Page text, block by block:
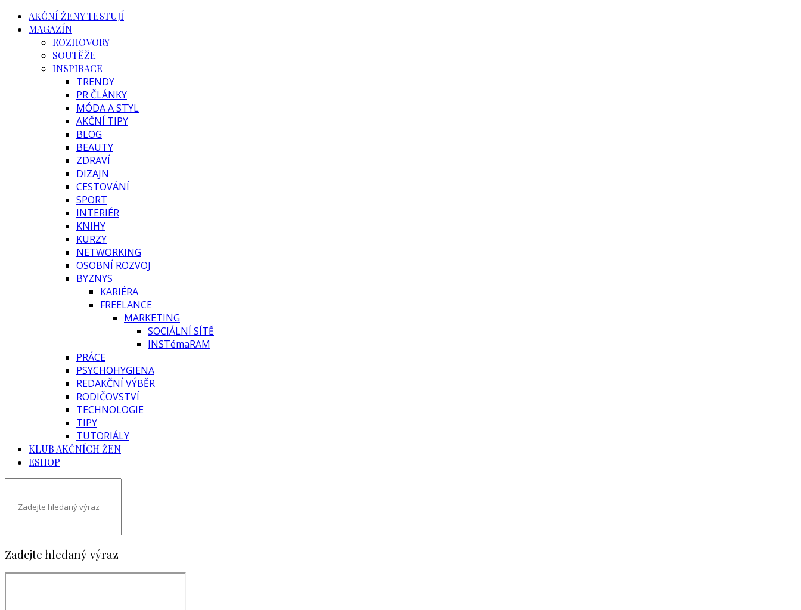
AKČNÍ ŽENY TESTUJÍ
MAGAZÍN
ROZHOVORY
SOUTĚŽE
INSPIRACE
TRENDY
PR ČLÁNKY
MÓDA A STYL
AKČNÍ TIPY
BLOG
BEAUTY
ZDRAVÍ
DIZAJN
CESTOVÁNÍ
SPORT
INTERIÉR
KNIHY
KURZY
NETWORKING
OSOBNÍ ROZVOJ
BYZNYS
KARIÉRA
FREELANCE
MARKETING
SOCIÁLNÍ SÍTĚ
INSTémaRAM
PRÁCE
PSYCHOHYGIENA
REDAKČNÍ VÝBĚR
RODIČOVSTVÍ
TECHNOLOGIE
TIPY
TUTORIÁLY
KLUB AKČNÍCH ŽEN
ESHOP
Zadejte hledaný výraz